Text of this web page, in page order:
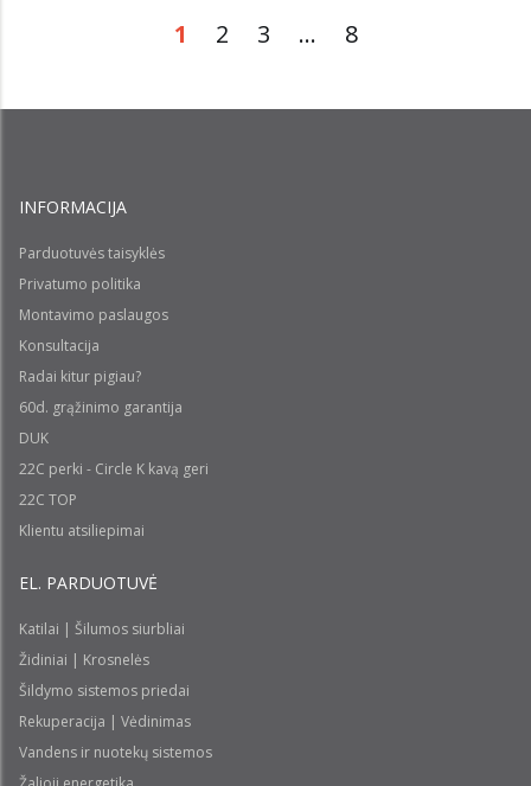
1 2 3 ... 8
INFORMACIJA
Parduotuvės taisyklės
Privatumo politika
Montavimo paslaugos
Konsultacija
Radai kitur pigiau?
60d. grąžinimo garantija
DUK
22C perki - Circle K kavą geri
22C TOP
Klientu atsiliepimai
EL. PARDUOTUVĖ
Katilai | Šilumos siurbliai
Židiniai | Krosnelės
Šildymo sistemos priedai
Rekuperacija | Vėdinimas
Vandens ir nuotekų sistemos